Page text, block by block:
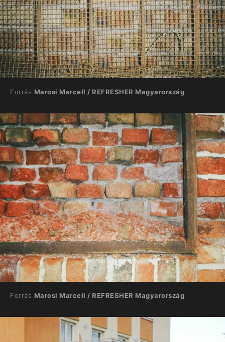
Forrás Marosi Marcell / REFRESHER Magyarország
Forrás Marosi Marcell / REFRESHER Magyarország